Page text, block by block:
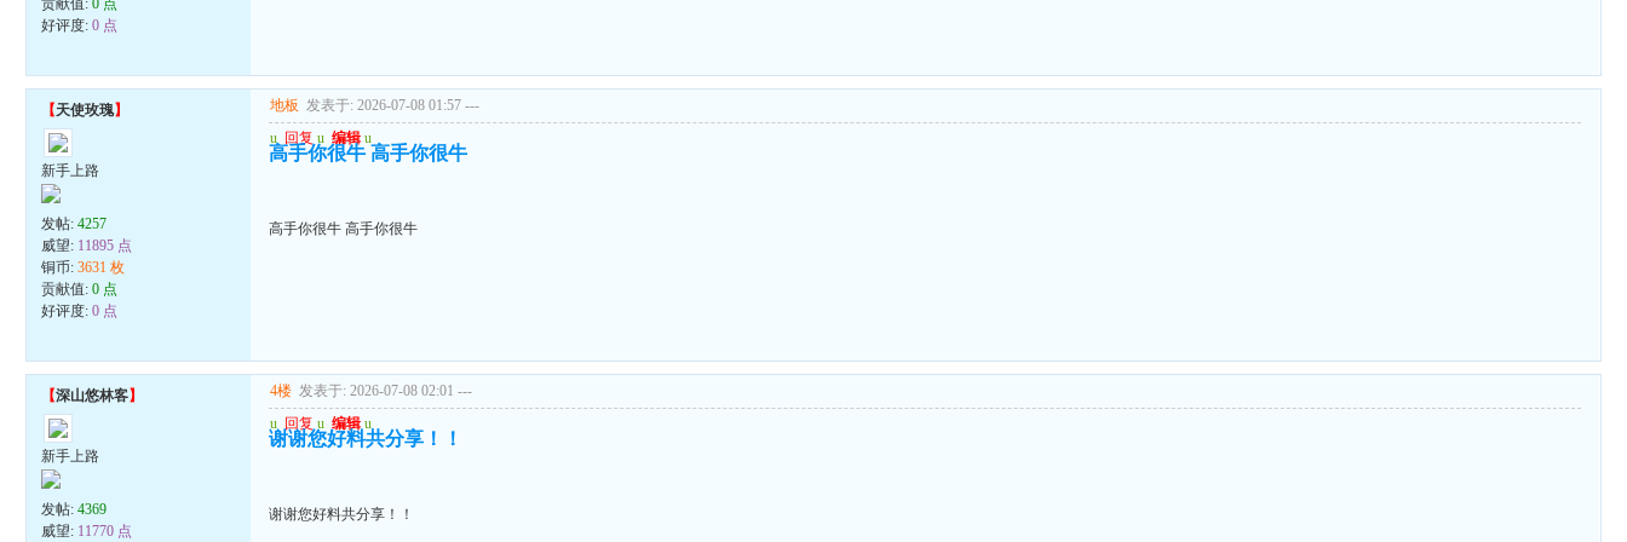
好评度:0 点
【天使玫瑰】
新手上路
发帖:4257
威望: 11895 点
铜币:3631 枚
贡献值:0 点
好评度:0 点
地板 发表于: 2026-07-08 01:57 ---
u 回复 u 编辑 u
高手你很牛 高手你很牛
高手你很牛 高手你很牛
【深山悠林客】
新手上路
发帖:4369
威望: 11770 点
4楼 发表于: 2026-07-08 02:01 ---
u 回复 u 编辑 u
谢谢您好料共分享！！
谢谢您好料共分享！！